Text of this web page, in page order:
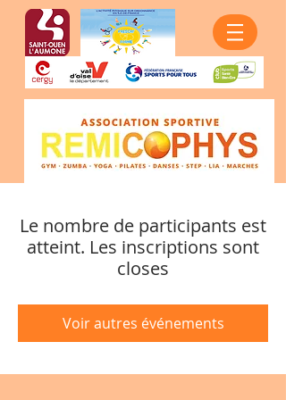
Le nombre de participants est
atteint. Les inscriptions sont
closes
Voir autres événements